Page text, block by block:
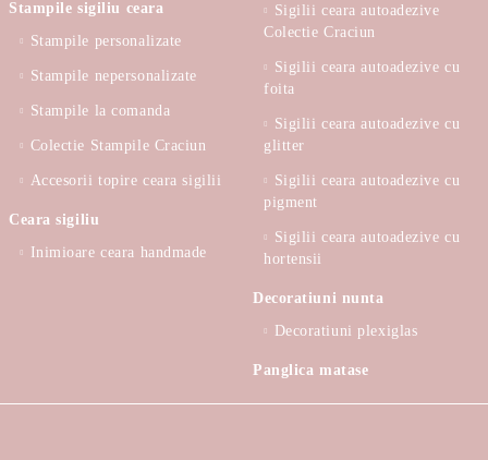
Stampile sigiliu ceara
Stampile personalizate
Stampile nepersonalizate
Stampile la comanda
Colectie Stampile Craciun
Accesorii topire ceara sigilii
Ceara sigiliu
Inimioare ceara handmade
Sigilii ceara autoadezive
Colectie Craciun
Sigilii ceara autoadezive cu
foita
Sigilii ceara autoadezive cu
glitter
Sigilii ceara autoadezive cu
pigment
Sigilii ceara autoadezive cu
hortensii
Decoratiuni nunta
Decoratiuni plexiglas
Panglica matase